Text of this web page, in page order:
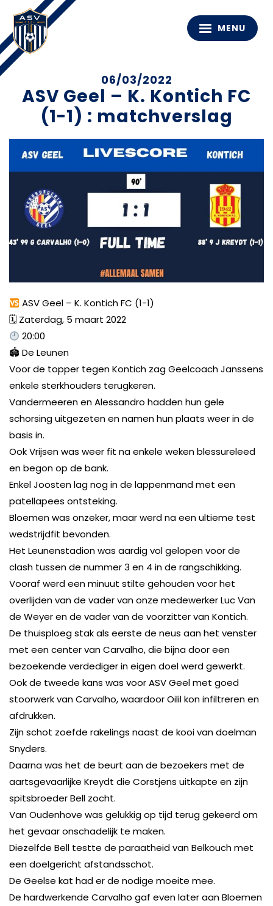
MENU
06/03/2022
ASV Geel – K. Kontich FC
(1-1) : matchverslag
ASV Geel – K. Kontich FC (1-1)
🗓 Zaterdag, 5 maart 2022
20:00
🏟 De Leunen
Voor de topper tegen Kontich zag Geelcoach Janssens
enkele sterkhouders terugkeren.
Vandermeeren en Alessandro hadden hun gele
schorsing uitgezeten en namen hun plaats weer in de
basis in.
Ook Vrijsen was weer fit na enkele weken blessureleed
en begon op de bank.
Enkel Joosten lag nog in de lappenmand met een
patellapees ontsteking.
Bloemen was onzeker, maar werd na een ultieme test
wedstrijdfit bevonden.
Het Leunenstadion was aardig vol gelopen voor de
clash tussen de nummer 3 en 4 in de rangschikking.
Vooraf werd een minuut stilte gehouden voor het
overlijden van de vader van onze medewerker Luc Van
de Weyer en de vader van de voorzitter van Kontich.
De thuisploeg stak als eerste de neus aan het venster
met een center van Carvalho, die bijna door een
bezoekende verdediger in eigen doel werd gewerkt.
Ook de tweede kans was voor ASV Geel met goed
stoorwerk van Carvalho, waardoor Oilil kon infiltreren en
afdrukken.
Zijn schot zoefde rakelings naast de kooi van doelman
Snyders.
Daarna was het de beurt aan de bezoekers met de
aartsgevaarlijke Kreydt die Corstjens uitkapte en zijn
spitsbroeder Bell zocht.
Van Oudenhove was gelukkig op tijd terug gekeerd om
het gevaar onschadelijk te maken.
Diezelfde Bell testte de paraatheid van Belkouch met
een doelgericht afstandsschot.
De Geelse kat had er de nodige moeite mee.
De hardwerkende Carvalho gaf even later aan Bloemen